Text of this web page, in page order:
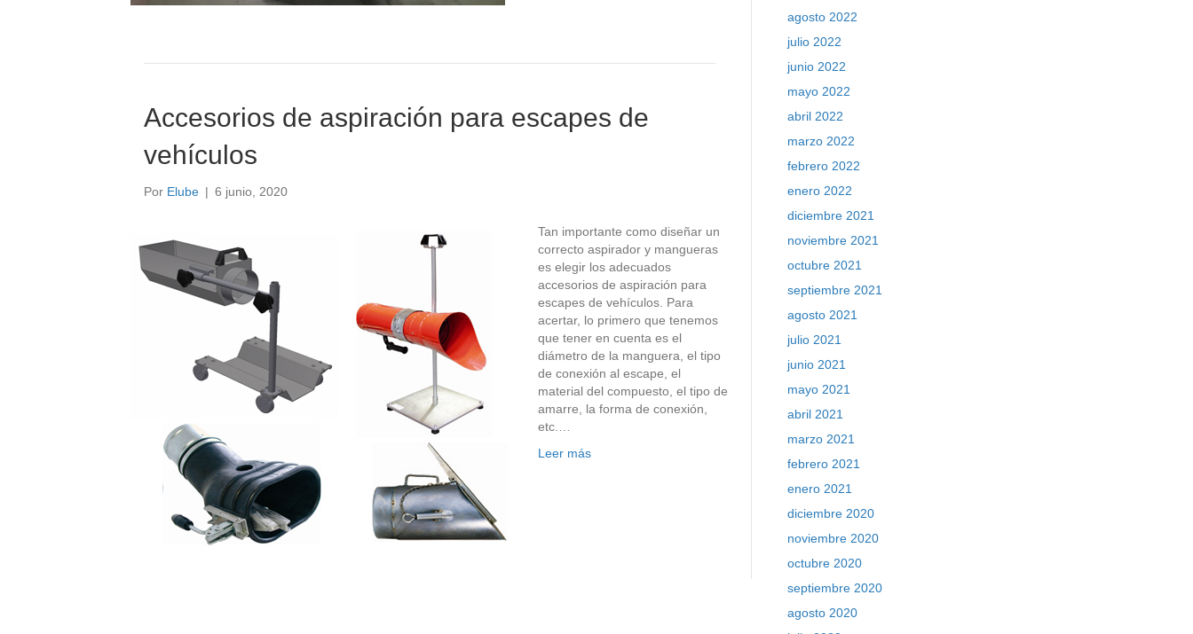
Accesorios de aspiración para escapes de
vehículos
Por Elube | 6 junio, 2020
Tan importante como diseñar un
correcto aspirador y mangueras
es elegir los adecuados
accesorios de aspiración para
escapes de vehículos. Para
acertar, lo primero que tenemos
que tener en cuenta es el
diámetro de la manguera, el tipo
de conexión al escape, el
material del compuesto, el tipo de
amarre, la forma de conexión,
etc.…
Leer más
agosto 2022
julio 2022
junio 2022
mayo 2022
abril 2022
marzo 2022
febrero 2022
enero 2022
diciembre 2021
noviembre 2021
octubre 2021
septiembre 2021
agosto 2021
julio 2021
junio 2021
mayo 2021
abril 2021
marzo 2021
febrero 2021
enero 2021
diciembre 2020
noviembre 2020
octubre 2020
septiembre 2020
agosto 2020